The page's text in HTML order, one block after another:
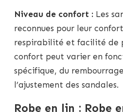
Niveau de confort : Les
reconnues pour leur
respirabilité et facilité de
confort peut varier en
spécifique, du
l’ajustement des sandales.
Robe en lin : Robe